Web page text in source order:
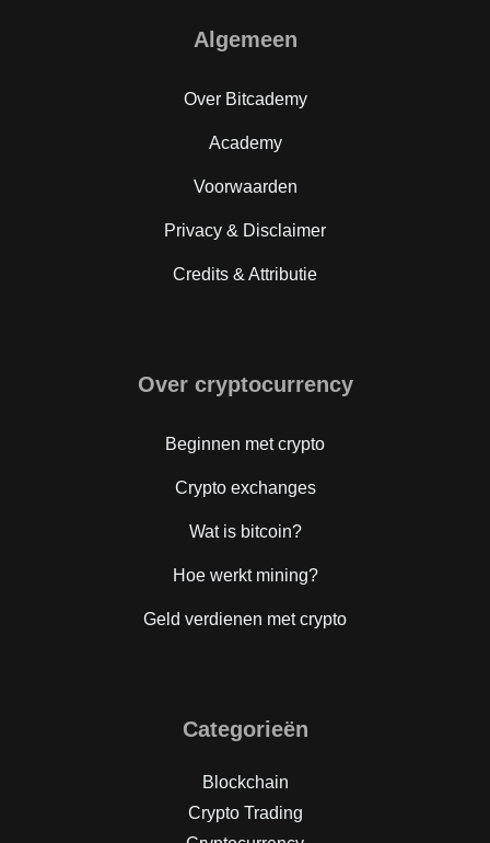
Algemeen
Over Bitcademy
Academy
Voorwaarden
Privacy & Disclaimer
Credits & Attributie
Over cryptocurrency
Beginnen met crypto
Crypto exchanges
Wat is bitcoin?
Hoe werkt mining?
Geld verdienen met crypto
Categorieën
Blockchain
Crypto Trading